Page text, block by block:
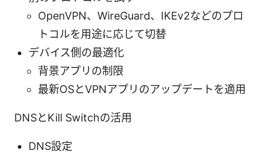
OpenVPN、WireGuard、IKEv2などのプロ
トコルを用途に応じて切替
デバイス側の最適化
背景アプリの制限
最新OSとVPNアプリのアップデートを適用
DNSとKill Switchの活用
DNS設定